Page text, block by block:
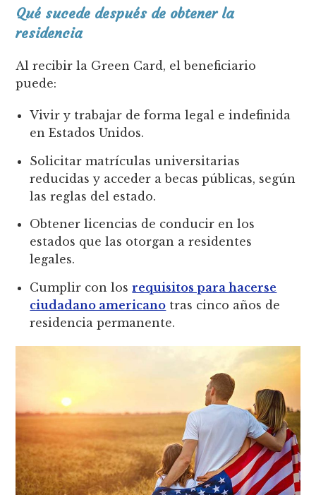
Qué sucede después de obtener la
residencia
Al recibir la Green Card, el beneficiario
puede:
Vivir y trabajar de forma legal e indefinida
en Estados Unidos.
Solicitar matrículas universitarias
reducidas y acceder a becas públicas, según
las reglas del estado.
Obtener licencias de conducir en los
estados que las otorgan a residentes
legales.
Cumplir con losrequisitos para hacerse
ciudadano americano tras cinco años de
residencia permanente.